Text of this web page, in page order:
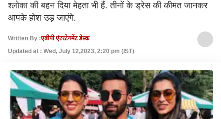
श्लोका की बहन दिया मेहता भी हैं. तीनों के ड्रेस की कीमत जानकर
आपके होश उड़ जाएंगे.
Written By :एबीपी एंटरटेनमेंट डेस्क
Updated at : Wed, July 12,2023, 2:20 pm (IST)